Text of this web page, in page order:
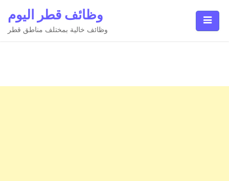
content
وظائف قطر اليوم
وظائف خالية بمختلف مناطق قطر